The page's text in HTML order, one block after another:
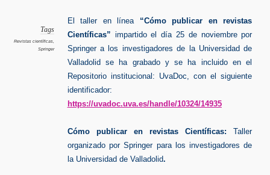
Tags
Revistas científicas,
Springer
El taller en línea “Cómo publicar en revistas
Científicas” impartido el día 25 de noviembre por
Springer a los investigadores de la Universidad de
Valladolid se ha grabado y se ha incluido en el
Repositorio institucional: UvaDoc, con el siguiente
identificador:
https://uvadoc.uva.es/handle/10324/14935
Cómo publicar en revistas Científicas:Taller
organizado por Springer para los investigadores de
la Universidad de Valladolid.